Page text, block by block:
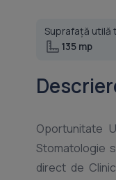
Suprafață utilă
135 mp
Oportunitate
Stomatologie
direct de